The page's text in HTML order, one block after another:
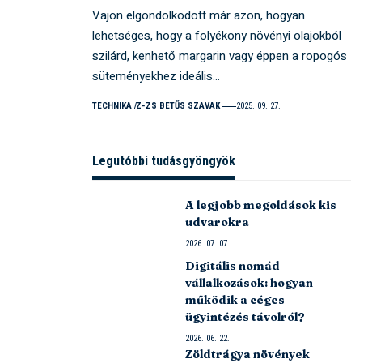
Vajon elgondolkodott már azon, hogyan
lehetséges, hogy a folyékony növényi olajokból
szilárd, kenhető margarin vagy éppen a ropogós
süteményekhez ideális…
TECHNIKA Z-ZS BETŰS SZAVAK 2025. 09. 27.
Legutóbbi tudásgyöngyök
A legjobb megoldások kis
udvarokra
2026. 07. 07.
Digitális nomád
vállalkozások: hogyan
működik a céges
ügyintézés távolról?
2026. 06. 22.
Zöldtrágya növények